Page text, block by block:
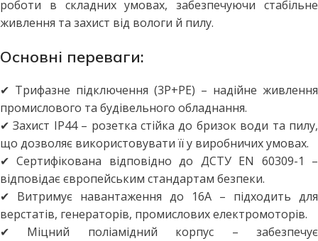
роботи в складних умовах, забезпечуючи стабільне
живлення та захист від вологи й пилу.
Основні переваги:
✔ Трифазне підключення (3P+PE) – надійне живлення
промислового та будівельного обладнання.
✔ Захист IP44 – розетка стійка до бризок води та пилу,
що дозволяє використовувати її у виробничих умовах.
✔ Сертифікована відповідно до ДСТУ EN 60309-1 –
відповідає європейським стандартам безпеки.
✔ Витримує навантаження до 16А – підходить для
верстатів, генераторів, промислових електромоторів.
✔ Міцний поліамідний корпус – забезпечує